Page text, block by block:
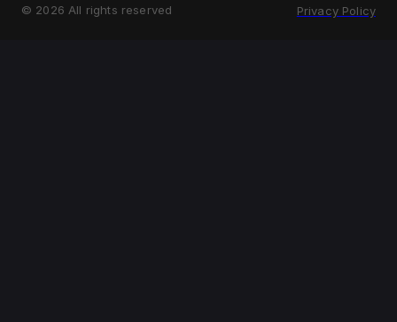
© 2026 All rights reserved Privacy Policy